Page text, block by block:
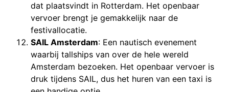
dat plaatsvindt in Rotterdam. Het openbaar
vervoer brengt je gemakkelijk naar de
festivallocatie.
SAIL Amsterdam: Een nautisch evenement
waarbij tallships van over de hele wereld
Amsterdam bezoeken. Het openbaar vervoer is
druk tijdens SAIL, dus het huren van een taxi is